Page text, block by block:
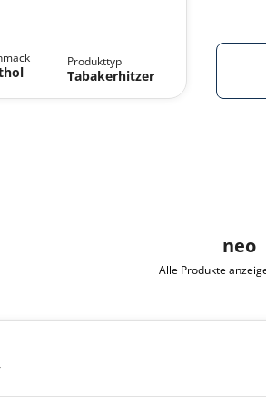
Produkttyp
Tabakerhitzer
neo
Alle Produkte